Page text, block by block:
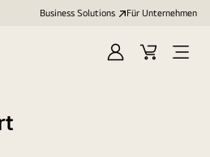
Business Solutions Für Unternehmen
Anmelden
Cart
Open